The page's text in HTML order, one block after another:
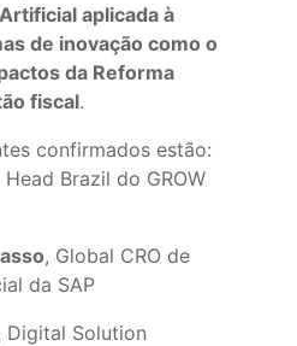
aplicada à
de inovação como o
da Reforma
fiscal.
confirmados estão:
Head Brazil do GROW
, Global CRO de
da SAP
Digital Solution